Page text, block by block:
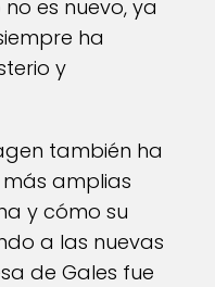
es nuevo, ya
ha
y
también ha
amplias
y cómo su
a las nuevas
de Gales fue